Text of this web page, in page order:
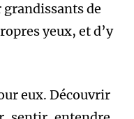
grandissants de
yeux, et d’y
eux. Découvrir